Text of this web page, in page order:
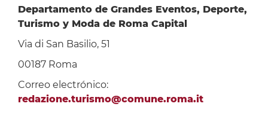
Departamento de Grandes Eventos, Deporte,
Turismo y Moda de Roma Capital
Via di San Basilio, 51
00187 Roma
Correo electrónico:
redazione.turismo@comune.roma.it